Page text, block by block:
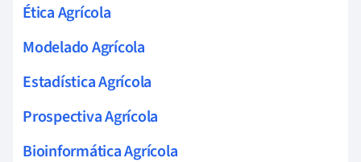
Ética Agrícola
Modelado Agrícola
Estadística Agrícola
Prospectiva Agrícola
Bioinformática Agrícola